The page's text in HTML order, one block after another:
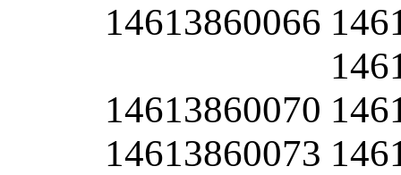
14613860066
14613860070
14613860073